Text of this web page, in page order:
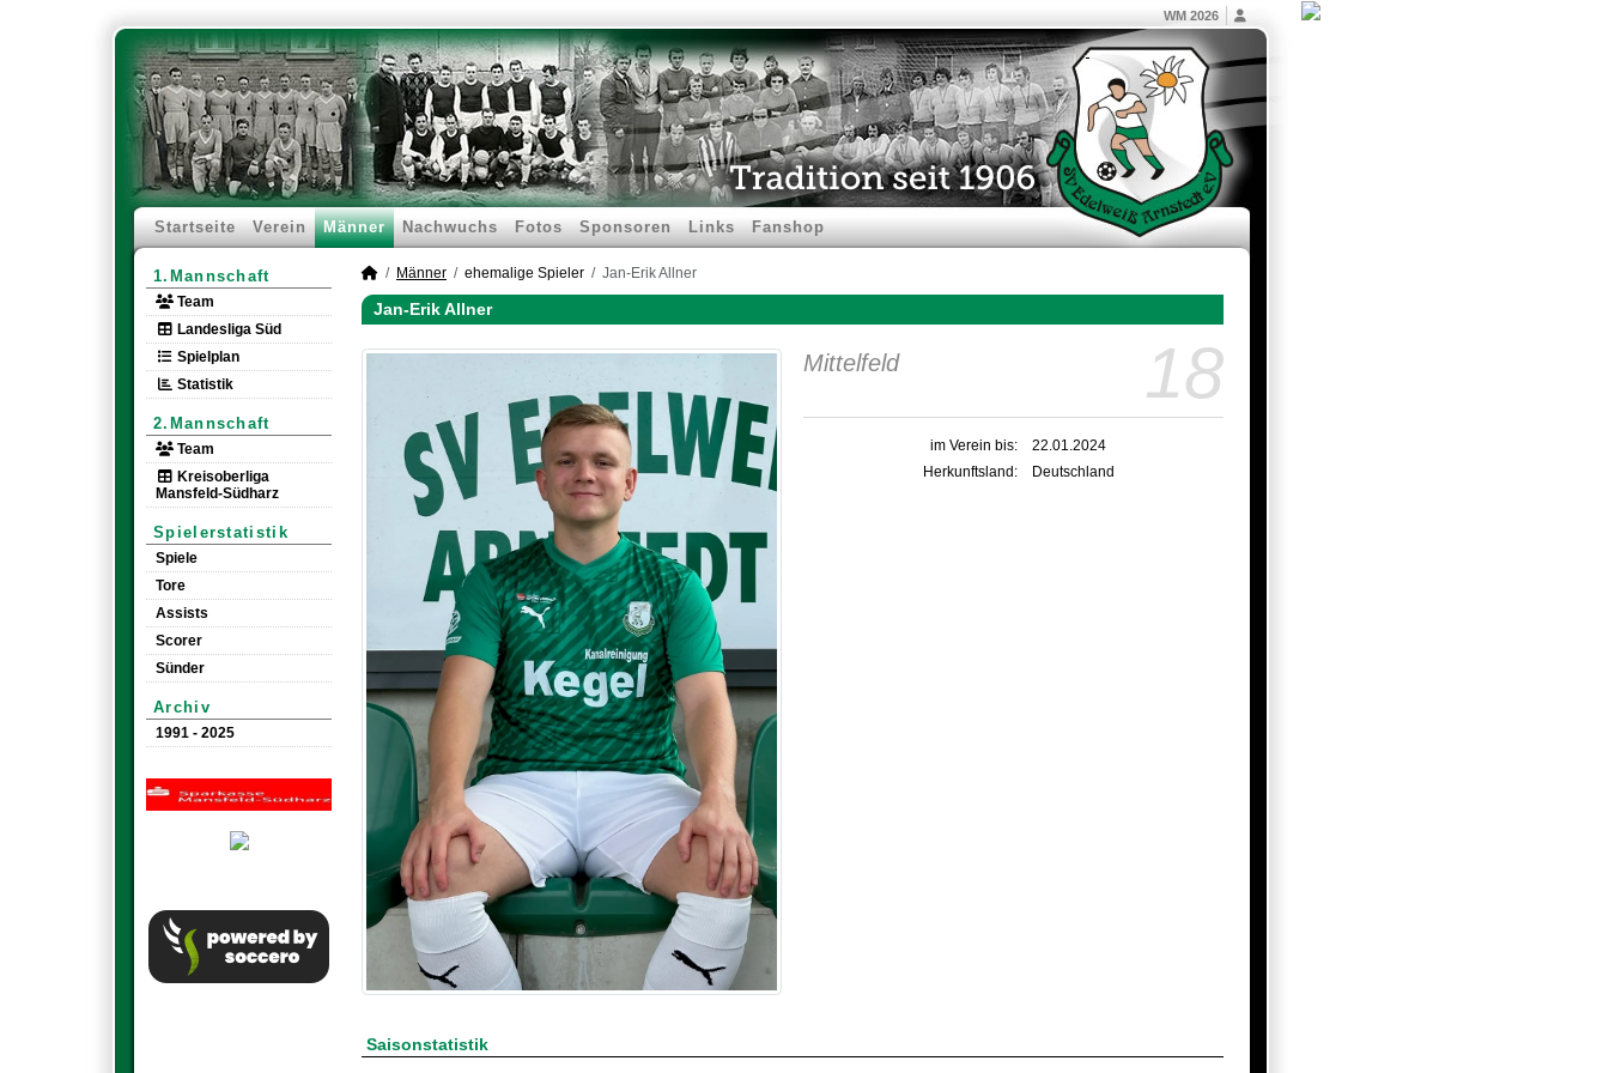
WM 2026
Startseite Verein Männer Nachwuchs Fotos Sponsoren Links Fanshop
1.Mannschaft
Team
Landesliga Süd
Spielplan
Statistik
2.Mannschaft
Team
Kreisoberliga
Mansfeld-Südharz
Spielerstatistik
Spiele
Tore
Assists
Scorer
Sünder
Archiv
1991 - 2025
Männer ehemalige Spieler Jan-Erik Allner
Jan-Erik Allner
18
Mittelfeld
im Verein bis:
22.01.2024
Herkunftsland:
Deutschland
Saisonstatistik